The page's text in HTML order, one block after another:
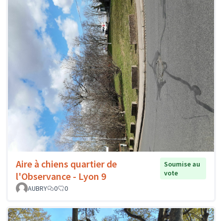
Aire à chiens quartier de
l'Observance - Lyon 9
Soumise au
vote
AUBRY
0 0